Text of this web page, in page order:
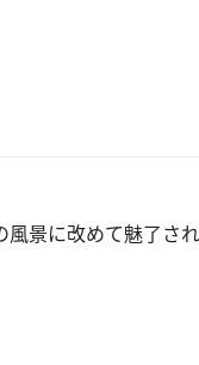
景に改めて魅了さ